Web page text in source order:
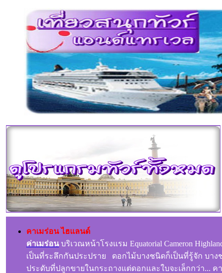
คาเมร่อน ไฮแลนด์
ค่าเมร่อน บริเวณหน้าโรงแรม Equatorial Cameron
เป็นที่ระลึกกันประปราย ดอกไม้บางชนิดก็เป็นที่รู้จัก บาง
ประดับที่ปลูกขายในกระถางแต่ดอกและใบจะเล็กกว่า...